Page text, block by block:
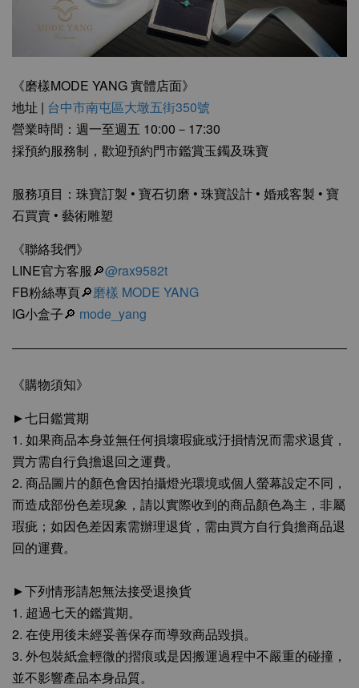
《磨樣MODE YANG 實體店面》
地址 | 台中市南屯區大墩五街350號
營業時間：週一至週五 10:00－17:30
採預約服務制，歡迎預約門市鑑賞玉鐲及珠寶
服務項目：珠寶訂製 • 寶石切磨 • 珠寶設計 • 婚戒客製 • 寶
石買賣 • 藝術雕塑
《聯絡我們》
LINE官方客服🔎@rax9582t
FB粉絲專頁🔎磨樣 MODE YANG
IG小盒子🔎 mode_yang
《購物須知》
►七日鑑賞期
1. 如果商品本身並無任何損壞瑕疵或汙損情況而需求退貨，
買方需自行負擔退回之運費。
2. 商品圖片的顏色會因拍攝燈光環境或個人螢幕設定不同，
而造成部份色差現象，請以實際收到的商品顏色為主，非屬
瑕疵；如因色差因素需辦理退貨，需由買方自行負擔商品退
回的運費。
►下列情形請恕無法接受退換貨
1. 超過七天的鑑賞期。
2. 在使用後未經妥善保存而導致商品毀損。
3. 外包裝紙盒輕微的摺痕或是因搬運過程中不嚴重的碰撞，
並不影響產品本身品質。